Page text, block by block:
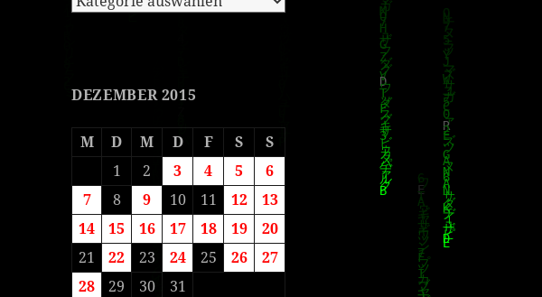
DEZEMBER 2015
M D M D F S
S
1
2 3 4 5
6
7
8 9 10 11 12
13
14
15 16 17 18 19
20
21
22 23 24 25 26
27
28
29 30
31